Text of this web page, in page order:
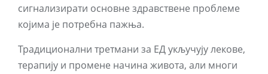
сигнализирати основне здравствене проблеме
којима је потребна пажња.
Традиционални третмани за ЕД укључују лекове,
терапију и промене начина живота, али многи